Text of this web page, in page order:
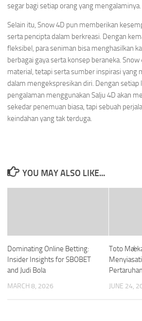
segar bagi setiap orang yang mengalaminya.
Selain itu, Snow 4D pun memberikan
serta pencipta dalam berkreasi. Dengan
fleksibel, para seniman bisa menghasilkan
berbagai gaya serta konsep beraneka.
material, tetapi serta sumber inspirasi yang
dalam mengekspresikan diri. Dengan setiap
pengalaman menggunakan Salju 4D akan
sekedar penemuan biasa, tapi sebuah
keindahan yang tak terduga.
YOU MAY ALSO LIKE...
Dominating Online Betting:
Insider Insights for SBOBET
and Judi Bola
MARCH 8, 2026
Toto
Pertaruhan
JUNE 24,